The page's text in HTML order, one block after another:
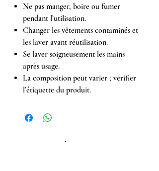
Ne pas manger, boire ou fumer
pendant l’utilisation.
Changer les vêtements contaminés et
les laver avant réutilisation.
Se laver soigneusement les mains
après usage.
La composition peut varier ; vérifier
l’étiquette du produit.
Achetés ensemble